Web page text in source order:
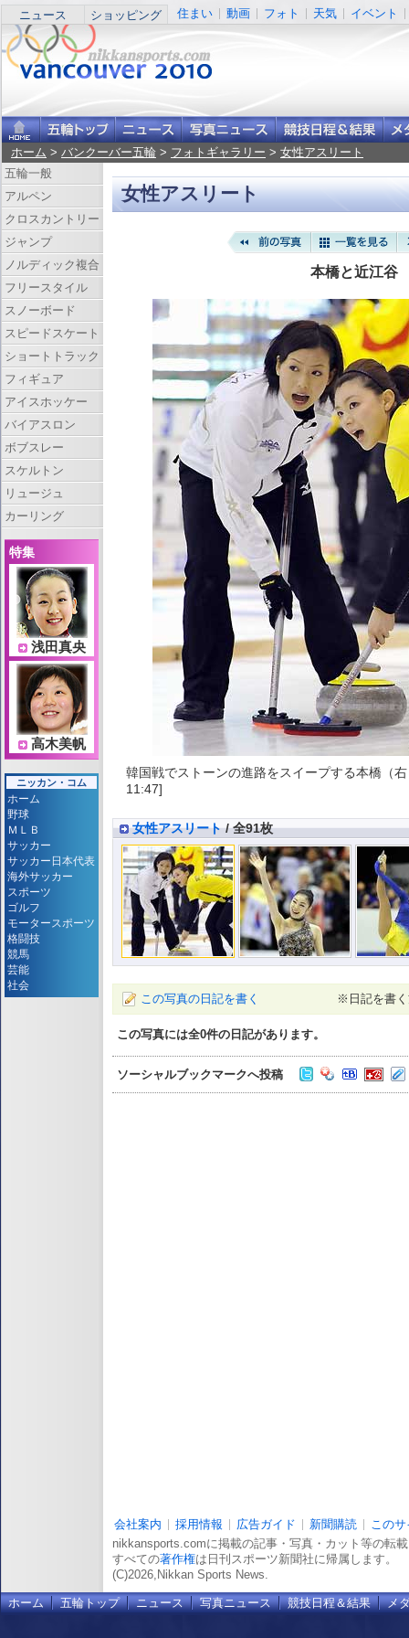
ニュース ショッピング 住まい 動画 フォト 天気 イベント
ホーム > バンクーバー五輪 > フォトギャラリー > 女性アスリート
女性アスリート
本橋と近江谷
韓国戦でストーンの進路をスイープする本橋（
11:47]
女性アスリート/ 全91枚
この写真の日記を書く ※日記を書
この写真には全0件の日記があります。
ソーシャルブックマークへ投稿
五輪一般
アルペン
クロスカントリー
ジャンプ
ノルディック複合
フリースタイル
スノーボード
スピードスケート
ショートトラック
フィギュア
アイスホッケー
バイアスロン
ボブスレー
スケルトン
リュージュ
カーリング
特集
浅田真央
高木美帆
ニッカン・コム
ホーム
野球
ＭＬＢ
サッカー
サッカー日本代表
海外サッカー
スポーツ
ゴルフ
モータースポーツ
格闘技
競馬
芸能
社会
会社案内 採用情報 広告ガイド 新聞購読
この
nikkansports.comに掲載の記事・写真・カット等の転
すべての著作権は日刊スポーツ新聞社に帰属します。
(C)2026,Nikkan Sports News.
ホーム 五輪トップ ニュース 写真ニュース 競技日程＆結果 メ